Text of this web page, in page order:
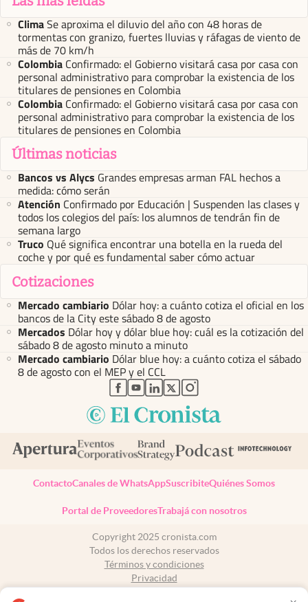
ClimaSe aproxima el diluvio del año con 48 horas de
tormentas con granizo, fuertes lluvias y ráfagas de viento de
más de 70 km/h
Colombia Confirmado: el Gobierno visitará casa por casa con
personal administrativo para comprobar la existencia de los
titulares de pensiones en Colombia
Colombia Confirmado: el Gobierno visitará casa por casa con
personal administrativo para comprobar la existencia de los
titulares de pensiones en Colombia
Últimas noticias
Bancos vs Alycs Grandes empresas arman FAL hechos a
medida: cómo serán
Atención Confirmado por Educación | Suspenden las clases y
todos los colegios del país: los alumnos de tendrán fin de
semana largo
Truco Qué significa encontrar una botella en la rueda del
coche y por qué es fundamental saber cómo actuar
Cotizaciones
Mercado cambiario Dólar hoy: a cuánto cotiza el oficial en los
bancos de la City este sábado 8 de agosto
Mercados Dólar hoy y dólar blue hoy: cuál es la cotización del
sábado 8 de agosto minuto a minuto
Mercado cambiario Dólar blue hoy: a cuánto cotiza el sábado
8 de agosto con el MEP y el CCL
abre en nueva pestaña
abre en nueva pestaña
abre en nueva pestaña
abre en nueva pestaña
abre en nueva pestaña
ContactoCanales de WhatsAppSuscribiteQuiénes Somos
Portal de ProveedoresTrabajá con nosotros
Copyright 2025 cronista.com
Todos los derechos reservados
Términos y condiciones
Privacidad